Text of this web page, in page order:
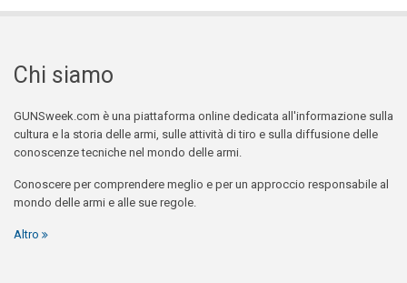
Chi siamo
GUNSweek.com è una piattaforma online dedicata all'informazione sulla
cultura e la storia delle armi, sulle attività di tiro e sulla diffusione delle
conoscenze tecniche nel mondo delle armi.
Conoscere per comprendere meglio e per un approccio responsabile al
mondo delle armi e alle sue regole.
Altro